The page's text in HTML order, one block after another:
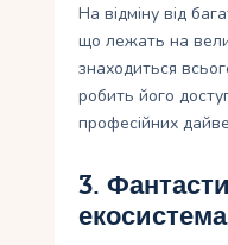
На відміну від
що лежать на
знаходиться
робить його
професійних
3.
екосистема